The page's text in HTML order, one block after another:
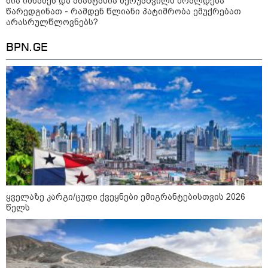
კატეგორიები
წარედგინათ - რამდენ წლიანი პატიმრობა ემუქრებათ
არასრულწლოვნებს?
BPN.GE
ყველაზე კარგი/ცუდი ქვეყნები ემიგრანტებისთვის 2026
წელს